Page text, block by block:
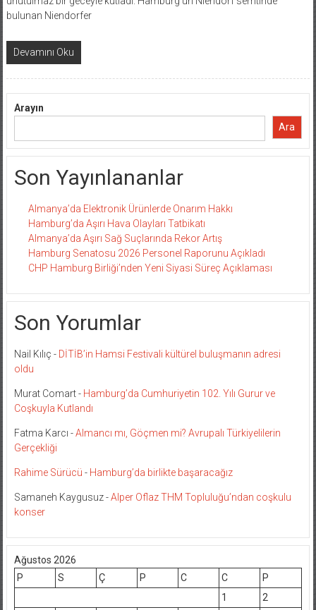
bulunan Niendorfer
Devamını Oku
Arayın
Ara
Son Yayınlananlar
Almanya’da Elektronik Ürünlerde Onarım Hakkı
Hamburg’da Aşırı Hava Olayları Tatbikatı
Almanya’da Aşırı Sağ Suçlarında Rekor Artış
Hamburg Senatosu 2026 Personel Raporunu Açıkladı
CHP Hamburg Birliği’nden Yeni Siyasi Süreç Açıklaması
Son Yorumlar
Nail Kılıç - DİTİB’in Hamsi Festivali kültürel buluşmanın adresi
oldu
Murat Comart- Hamburg’da Cumhuriyetin 102. Yılı Gurur ve
Coşkuyla Kutlandı
Fatma Karcı -Almancı mı, Göçmen mi? Avrupalı Türkiyelilerin
Gerçekliği
Rahime Sürücü - Hamburg’da birlikte başaracağız
Samaneh Kaygusuz-Alper Oflaz THM Topluluğu’ndan coşkulu
konser
Ağustos 2026
P
S Ç P C C
P
1
2